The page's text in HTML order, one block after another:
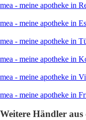
mea - meine apotheke in
mea - meine apotheke in
mea - meine apotheke in
mea - meine apotheke in
mea - meine apotheke in
mea - meine apotheke in
Weitere Händler